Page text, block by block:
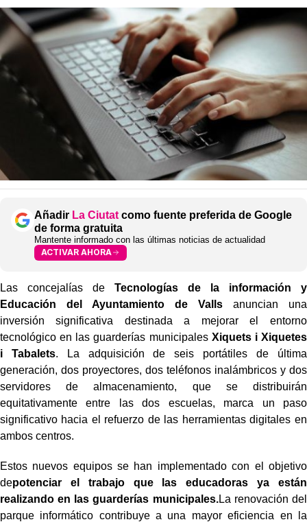
Añadir La Ciutat como fuente preferida de Google
de forma gratuita
Mantente informado con las últimas noticias de actualidad
ACTIVAR AHORA
Las concejalías deTecnologías de la información y
Educación del Ayuntamiento de Vallsanuncian una
inversión significativa destinada a mejorar el entorno
tecnológico en las guarderías municipalesXiquets i Xiquetes
i Tabalets. La adquisición de seis portátiles de última
generación, dos proyectores, dos teléfonos inalámbricos y dos
servidores de almacenamiento, que se distribuirán
equitativamente entre las dos escuelas, marca un paso
significativo hacia el refuerzo de las herramientas digitales en
ambos centros.
Estos nuevos equipos se han implementado con el objetivo
depotenciar el trabajo que las educadoras ya están
realizando en las guarderías municipales.La renovación del
parque informático contribuye a una mayor eficiencia en la